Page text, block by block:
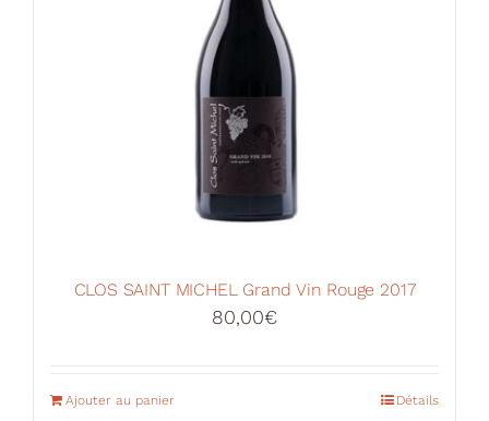
CLOS SAINT MICHEL Grand Vin Rouge 2017
80,00€
Ajouter au panier Détails